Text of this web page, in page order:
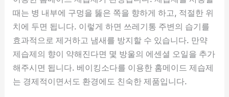
때는 병 내부에 구멍을 뚫은 쪽을 향하게 하고, 적절한 위
치에 두면 됩니다. 이렇게 하면 쓰레기통 주변의 습기를
효과적으로 제거하고 냄새를 방지할 수 있습니다. 만약
제습제의 향이 약해진다면 몇 방울의 에센셜 오일을 추가
해주시면 됩니다. 베이킹소다를 이용한 홈메이드 제습제
는 경제적이면서도 환경에도 친숙한 제품입니다.